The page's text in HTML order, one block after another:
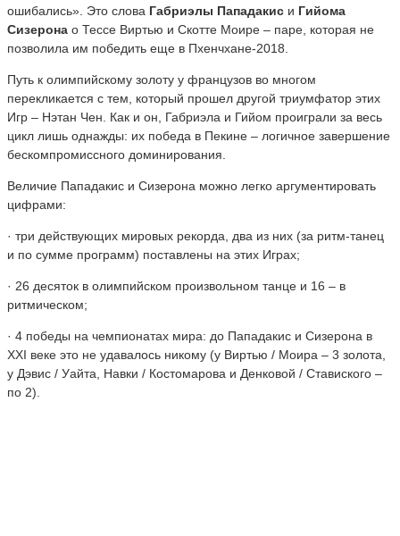
ошибались». Это слова Габриэлы Пападакис и Гийома
Сизерона о Тессе Виртью и Скотте Моире – паре, которая не
позволила им победить еще в Пхенчхане-2018.
Путь к олимпийскому золоту у французов во многом
перекликается с тем, который прошел другой триумфатор этих
Игр – Нэтан Чен. Как и он, Габриэла и Гийом проиграли за весь
цикл лишь однажды: их победа в Пекине – логичное завершение
бескомпромиссного доминирования.
Величие Пападакис и Сизерона можно легко аргументировать
цифрами:
· три действующих мировых рекорда, два из них (за ритм-танец
и по сумме программ) поставлены на этих Играх;
· 26 десяток в олимпийском произвольном танце и 16 – в
ритмическом;
· 4 победы на чемпионатах мира: до Пападакис и Сизерона в
XXI веке это не удавалось никому (у Виртью / Моира – 3 золота,
у Дэвис / Уайта, Навки / Костомарова и Денковой / Ставиского –
по 2).